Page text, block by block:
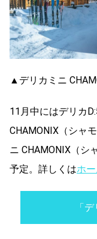
▲デリカミニ
11月中にはデリカ
CHAMONIX（シャモ
ニ CHAMONIX（シ
予定。詳しくはホ
「